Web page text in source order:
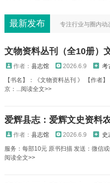
最新发布 专注行业与圈内动
作者： 县志馆 2026.6.9
考
【书名】：《文物资料丛刊 》 【作者
京：...阅读全文>>
作者： 县志馆 2026.6.9
史
服务：每部10元 原书扫描 发送：微信
阅读全文>>